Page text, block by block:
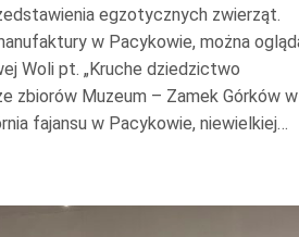
egzotycznych zwierząt.
w Pacykowie, można
Woli pt. „Kruche dziedzictwo
zbiorów Muzeum – Zamek Górków w
fajansu w Pacykowie, niewielkiej…